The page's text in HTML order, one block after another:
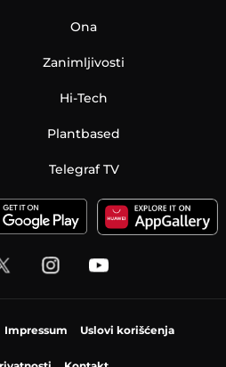
Ona
Zanimljivosti
Hi-Tech
Plantbased
Telegraf TV
Impressum Uslovi korišćenja